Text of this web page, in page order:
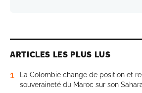
ARTICLES LES PLUS LUS
1
La Colombie change de position et
souveraineté du Maroc sur son